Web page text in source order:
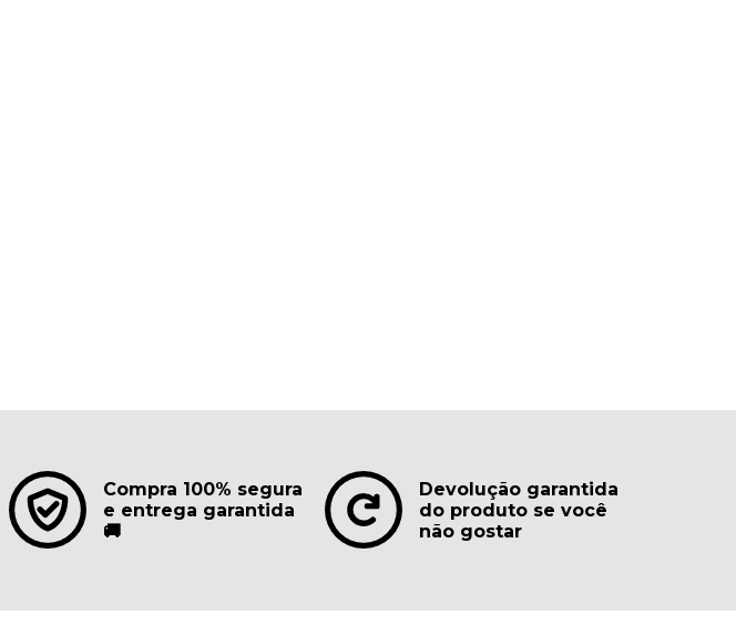
Compra 100% segura
e entrega garantida
🚚
Devolução garantida
do produto se você
não gostar